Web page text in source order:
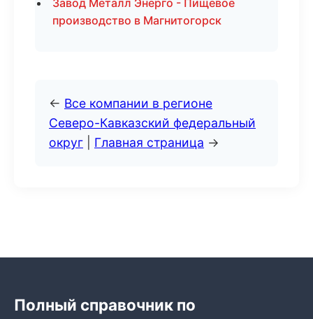
Завод Металл Энерго - Пищевое
производство в Магнитогорск
← Все компании в регионе
Северо-Кавказский федеральный
округ
Главная страница →
Полный справочник по